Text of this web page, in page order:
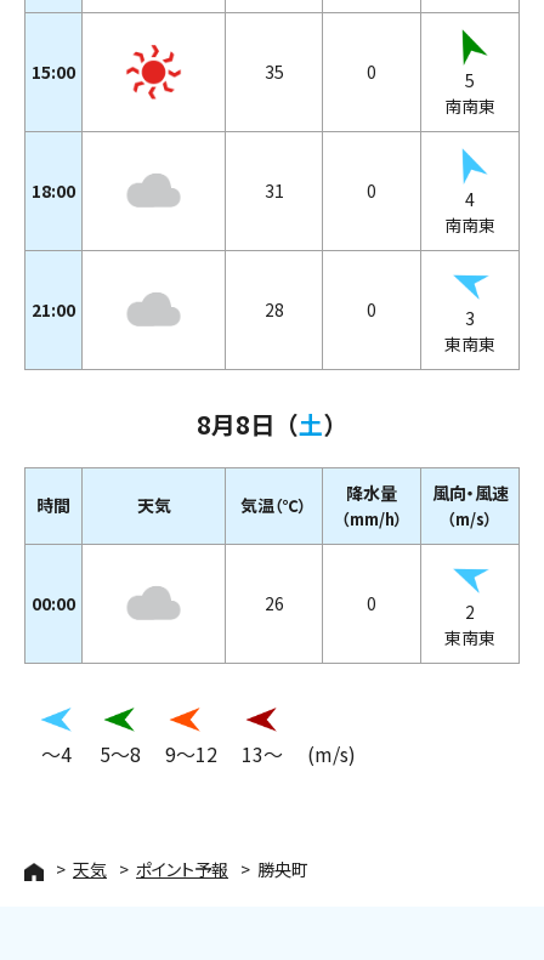
15:00 35 0
5
南南東
18:00 31 0
4
南南東
21:00 28 0
3
東南東
8月8日（土）
時間 天気 気温（℃）
降水量
（mm/h）
風向・風速
（m/s）
00:00 26 0
2
東南東
～4 5～8 9～12 13～ (m/s)
天気 ポイント予報 勝央町